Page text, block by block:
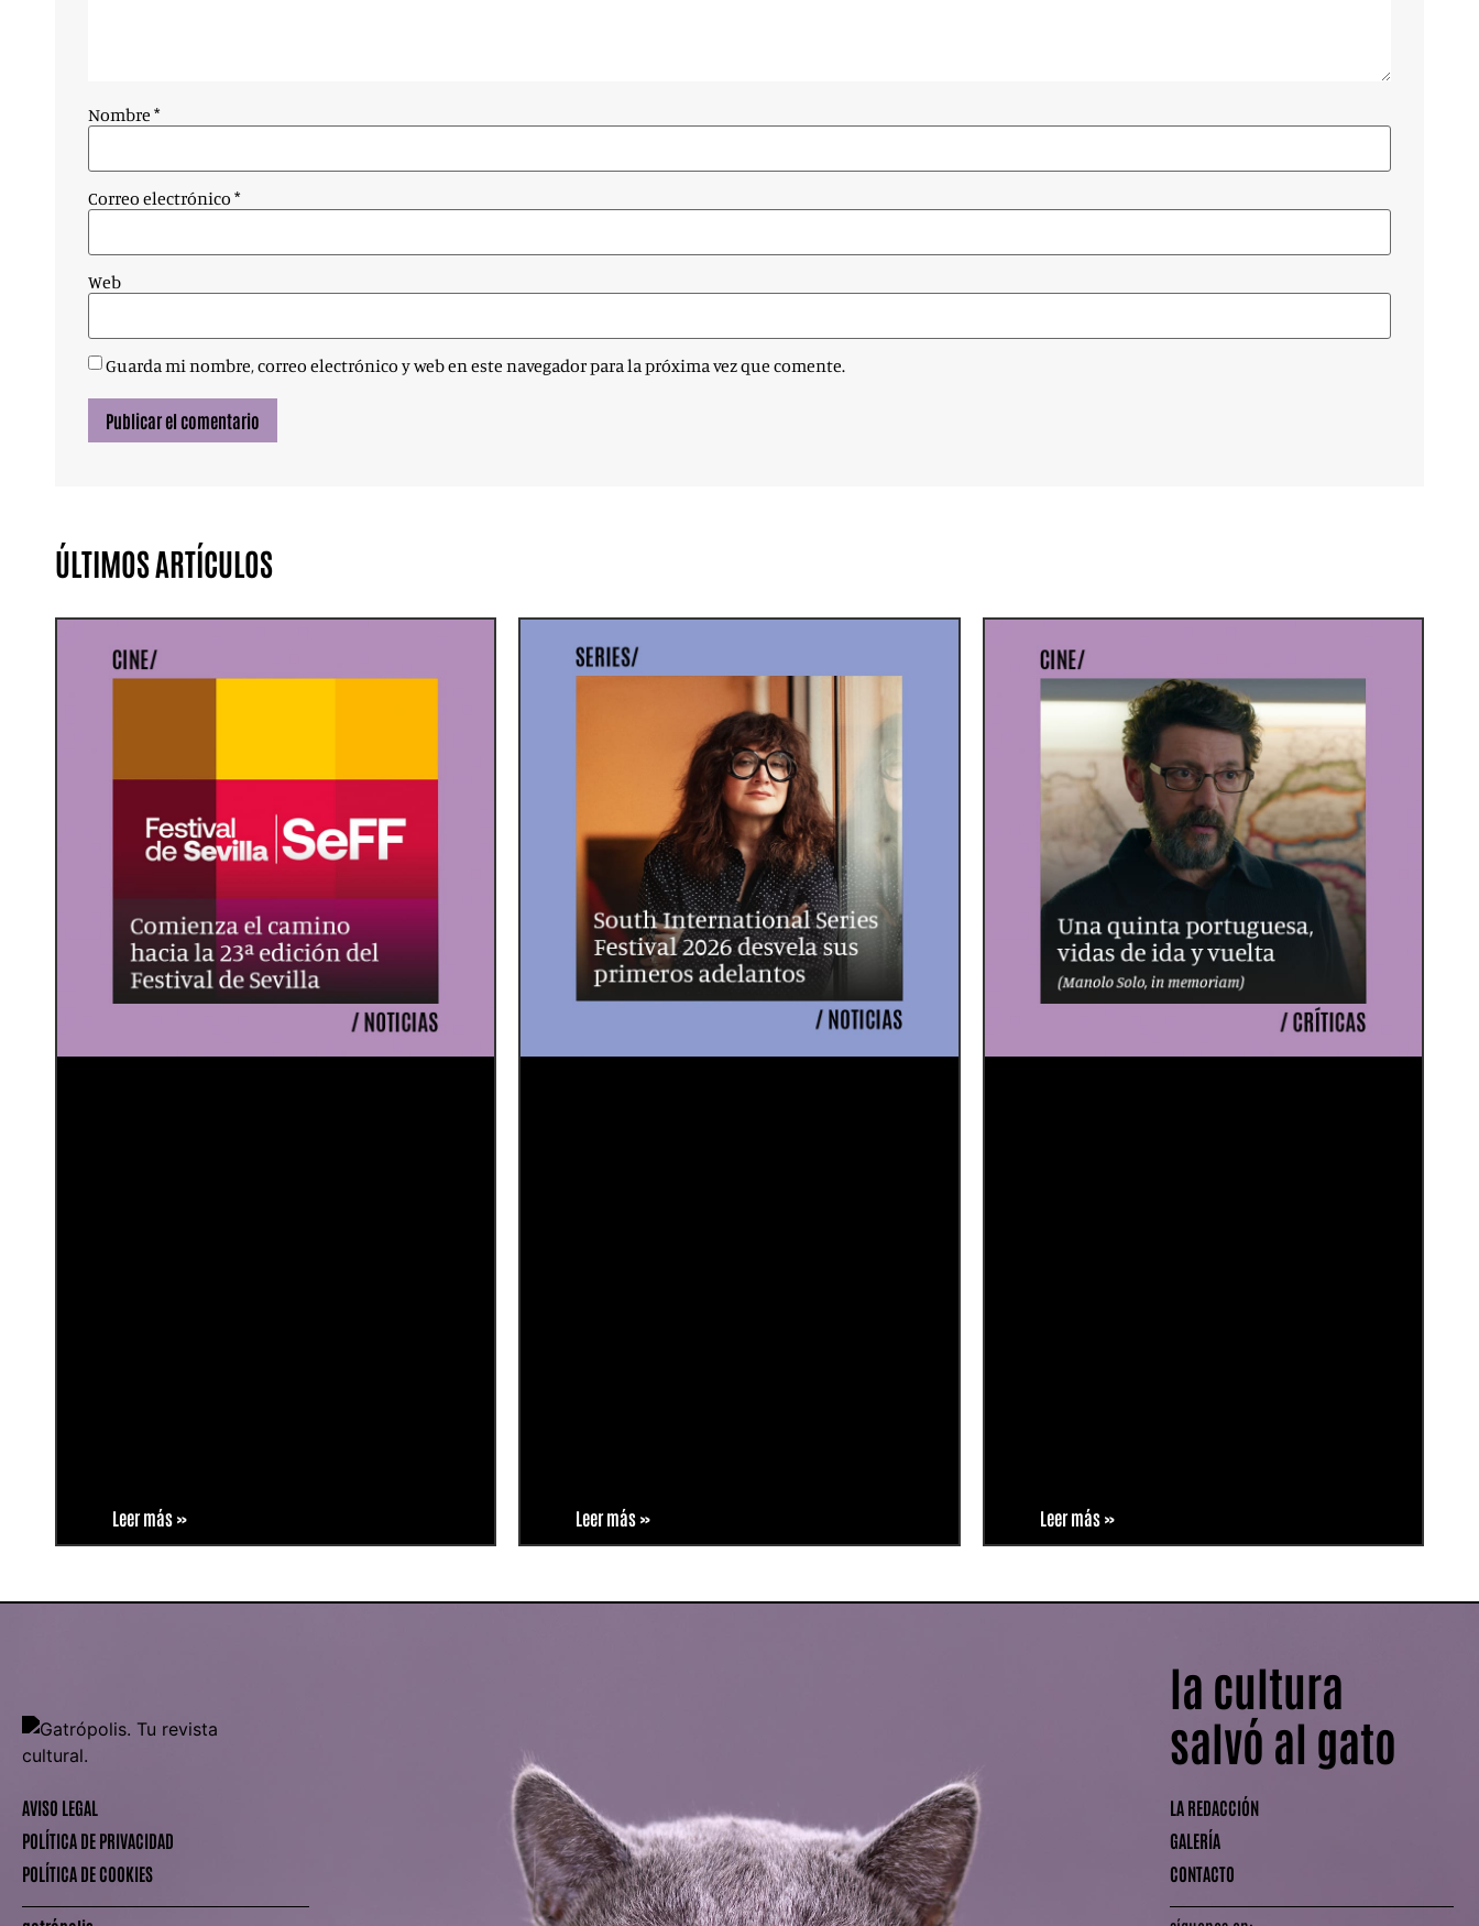
Nombre *
Correo electrónico *
Web
Guarda mi nombre, correo electrónico y web en este navegador para la próxima vez que comente.
ÚLTIMOS ARTÍCULOS
Leer más » Leer más » Leer más »
AVISO LEGAL
POLÍTICA DE PRIVACIDAD
POLÍTICA DE COOKIES
la cultura
salvó al gato
LA REDACCIÓN
GALERÍA
CONTACTO